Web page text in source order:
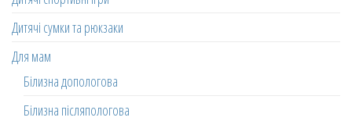
Дитячі сумки та рюкзаки
Для мам
Білизна допологова
Білизна післяпологова